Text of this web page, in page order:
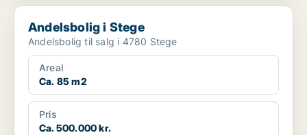
Andelsbolig i Stege
Andelsbolig i Stege
Andelsbolig til salg i 4780 Stege
Areal
Ca. 85 m2
Pris
Ca. 500.000 kr.